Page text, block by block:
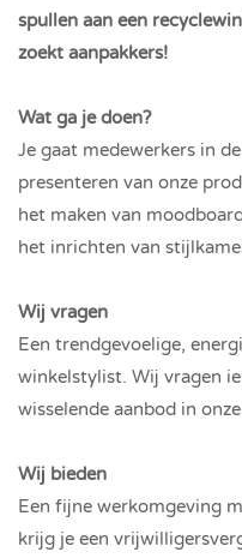
spullen aan een
zoekt aanpakkers!
Wat ga je doen?
Je gaat medewerkers in
presenteren van onze
het maken van
het inrichten van
Wij vragen
Een trendgevoelige,
winkelstylist. Wij vragen
wisselende aanbod in
Wij bieden
Een fijne werkomgeving
krijg je een